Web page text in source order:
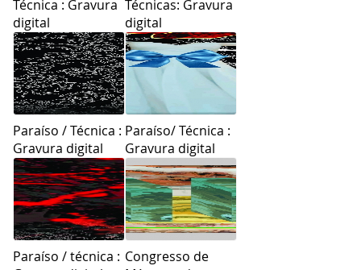
Técnica : Gravura
digital
Técnicas: Gravura
digital
Paraíso / Técnica :
Gravura digital
Paraíso/ Técnica :
Gravura digital
Paraíso / técnica : Congresso de